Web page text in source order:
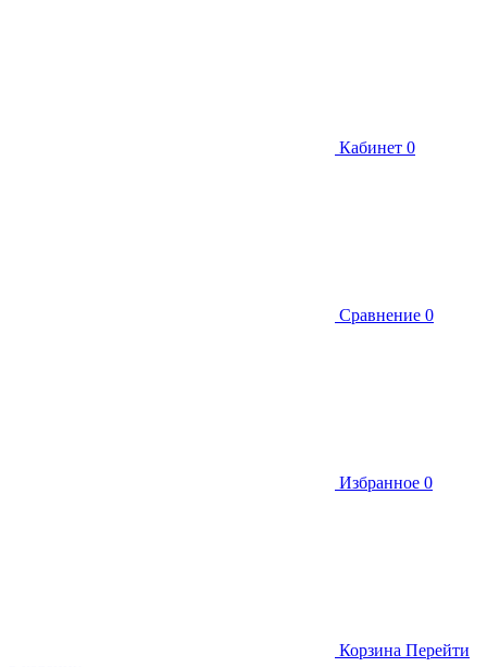
Кабинет 0
Сравнение 0
Избранное 0
Корзина Перейти